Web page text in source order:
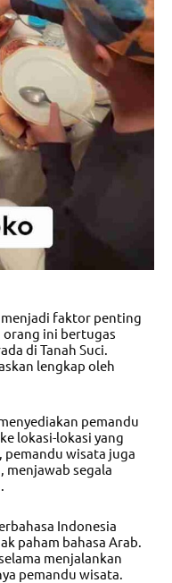
menjadi faktor penting
orang ini bertugas
di Tanah Suci.
lengkap oleh
pemandu
lokasi-lokasi yang
pemandu wisata juga
segala
Indonesia
paham bahasa Arab.
menjalankan
pemandu wisata.